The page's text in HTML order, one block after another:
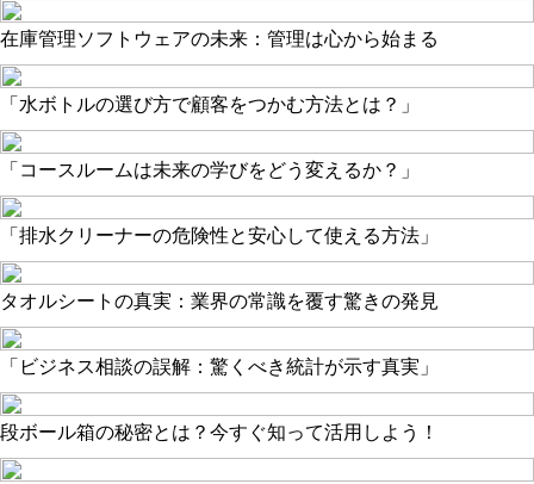
在庫管理ソフトウェアの未来：管理は心から始まる
「水ボトルの選び方で顧客をつかむ方法とは？」
「コースルームは未来の学びをどう変えるか？」
「排水クリーナーの危険性と安心して使える方法」
タオルシートの真実：業界の常識を覆す驚きの発見
「ビジネス相談の誤解：驚くべき統計が示す真実」
段ボール箱の秘密とは？今すぐ知って活用しよう！